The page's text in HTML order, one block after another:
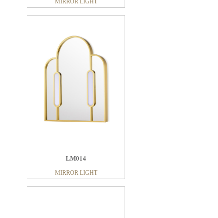
MIRROR LIGHT
LM014
MIRROR LIGHT